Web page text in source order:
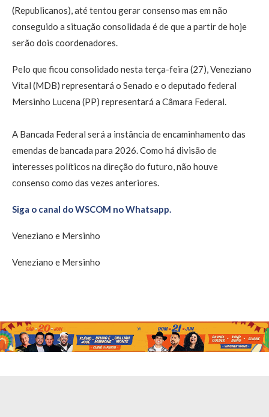
(Republicanos), até tentou gerar consenso mas em não
conseguido a situação consolidada é de que a partir de hoje
serão dois coordenadores.
Pelo que ficou consolidado nesta terça-feira (27), Veneziano
Vital (MDB) representará o Senado e o deputado federal
Mersinho Lucena (PP) representará a Câmara Federal.
A Bancada Federal será a instância de encaminhamento das
emendas de bancada para 2026. Como há divisão de
interesses políticos na direção do futuro, não houve
consenso como das vezes anteriores.
Siga o canal do WSCOM no Whatsapp.
Veneziano e Mersinho
Veneziano e Mersinho